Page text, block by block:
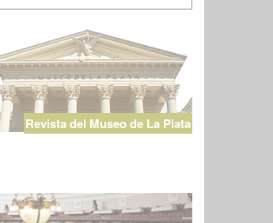
Revista del Museo de La Plata